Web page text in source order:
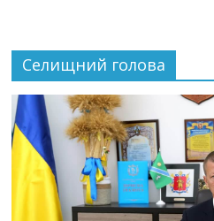
Селищний голова